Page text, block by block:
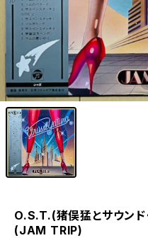
O.S.T.(猪俣猛とサウンド
(JAM TRIP)